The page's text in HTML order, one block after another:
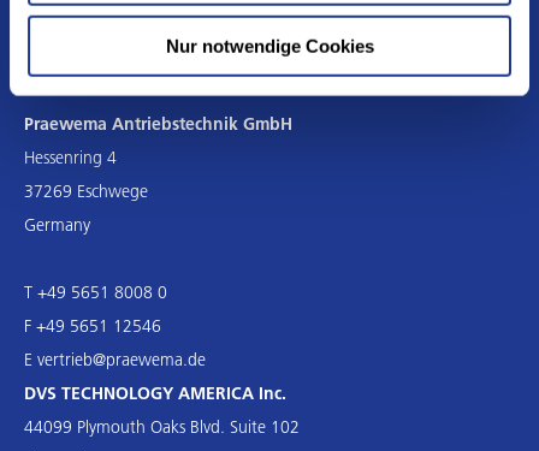
Nur notwendige Cookies
Praewema Antriebstechnik GmbH
Hessenring 4
37269 Eschwege
Germany
T +49 5651 8008 0
F +49 5651 12546
E vertrieb@praewema.de
DVS TECHNOLOGY AMERICA Inc.
44099 Plymouth Oaks Blvd. Suite 102